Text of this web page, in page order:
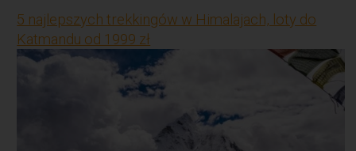
5 najlepszych trekkingów w Himalajach, loty do
Katmandu od 1999 zł